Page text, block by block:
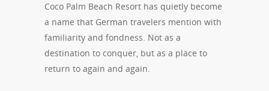
Coco Palm Beach Resort has quietly become
a name that German travelers mention with
familiarity and fondness. Not as a
destination to conquer, but as a place to
return to again and again.